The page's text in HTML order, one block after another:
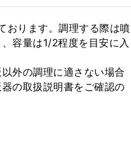
おります。調理する際は噴
容量は1/2程度を目安に入
外の調理に適さない場合
の取扱説明書をご確認の